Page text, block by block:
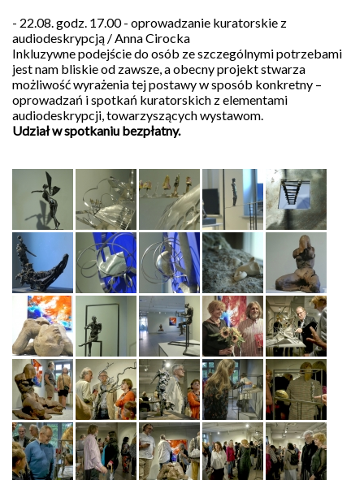
- 22.08. godz. 17.00 - oprowadzanie kuratorskie z
audiodeskrypcją / Anna Cirocka
Inkluzywne podejście do osób ze szczególnymi potrzebami
jest nam bliskie od zawsze, a obecny projekt stwarza
możliwość wyrażenia tej postawy w sposób konkretny –
oprowadzań i spotkań kuratorskich z elementami
audiodeskrypcji, towarzyszących wystawom.
Udział w spotkaniu bezpłatny.